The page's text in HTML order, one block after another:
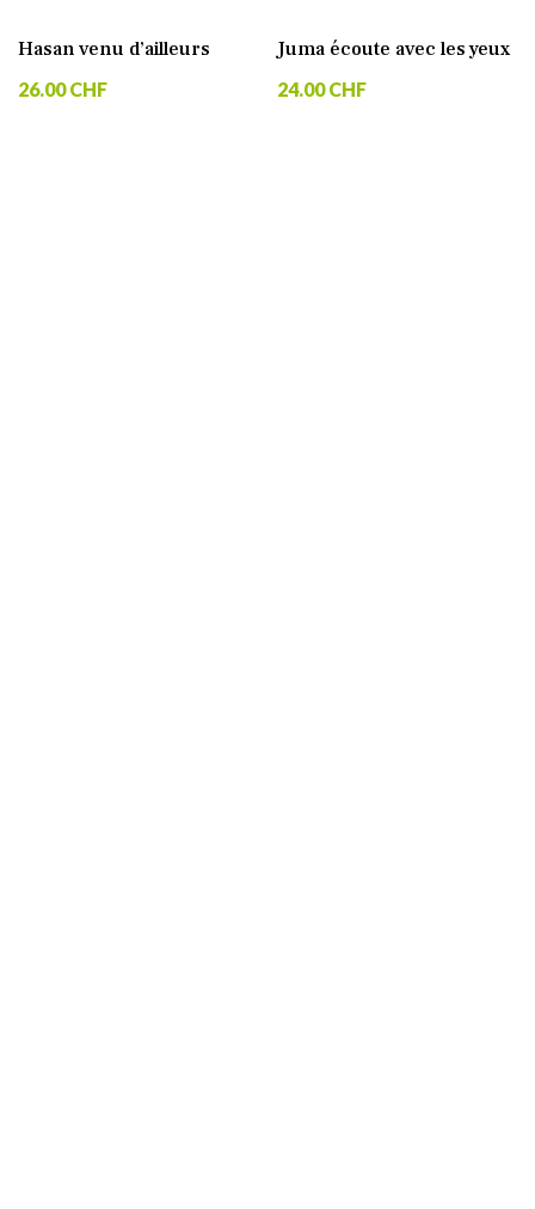
Hasan venu d’ailleurs
26.00 CHF
Juma écoute avec les yeux
24.00 CHF